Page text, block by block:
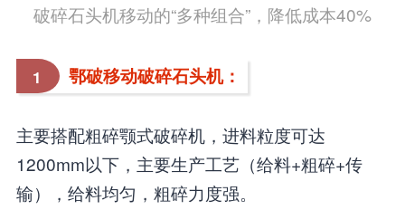
破碎石头机移动的“多种组合”，降低成本40%
1 鄂破移动破碎石头机：
主要搭配粗碎颚式破碎机，进料粒度可达
1200mm以下，主要生产工艺（给料+粗碎+传
输），给料均匀，粗碎力度强。